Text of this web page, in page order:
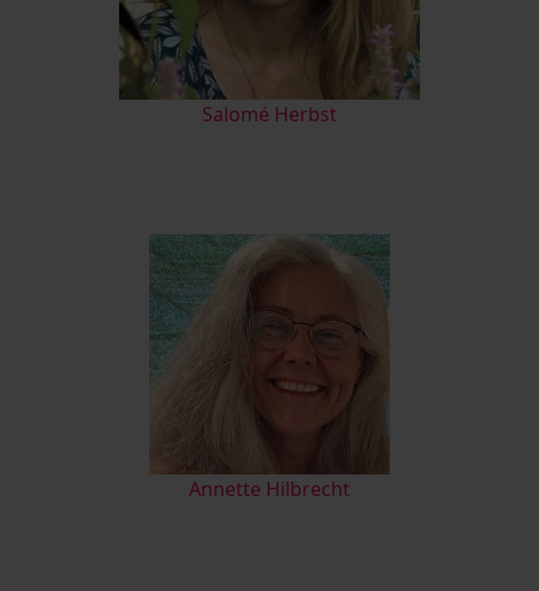
Salomé Herbst
Annette Hilbrecht